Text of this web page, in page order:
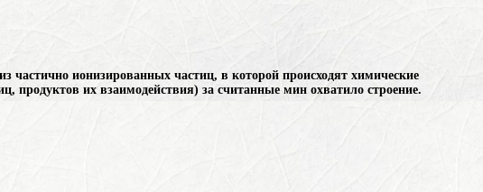
частично ионизированных частиц, в которой происходят химические
продуктов их взаимодействия) за считанные мин охватило строение.